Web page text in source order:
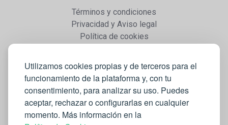
Utilizamos cookies propias y de terceros para el
funcionamiento de la plataforma y, con tu
consentimiento, para analizar su uso. Puedes
aceptar, rechazar o configurarlas en cualquier
momento. Más información en la
Términos y condiciones
Privacidad y Aviso legal
Política de cookies
WEB
Vender libros
Mi cuenta
Comprar libros